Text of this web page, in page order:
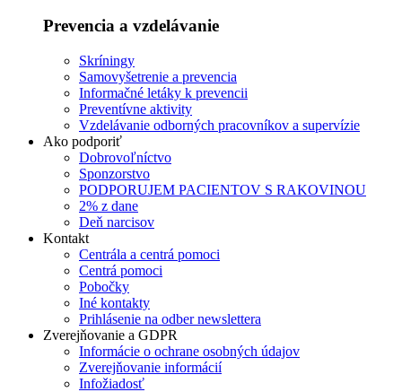
Prevencia a vzdelávanie
Skríningy
Samovyšetrenie a prevencia
Informačné letáky k prevencii
Preventívne aktivity
Vzdelávanie odborných pracovníkov a supervízie
Ako podporiť
Dobrovoľníctvo
Sponzorstvo
PODPORUJEM PACIENTOV S RAKOVINOU
2% z dane
Deň narcisov
Kontakt
Centrála a centrá pomoci
Centrá pomoci
Pobočky
Iné kontakty
Prihlásenie na odber newslettera
Zverejňovanie a GDPR
Informácie o ochrane osobných údajov
Zverejňovanie informácií
Infožiadosť